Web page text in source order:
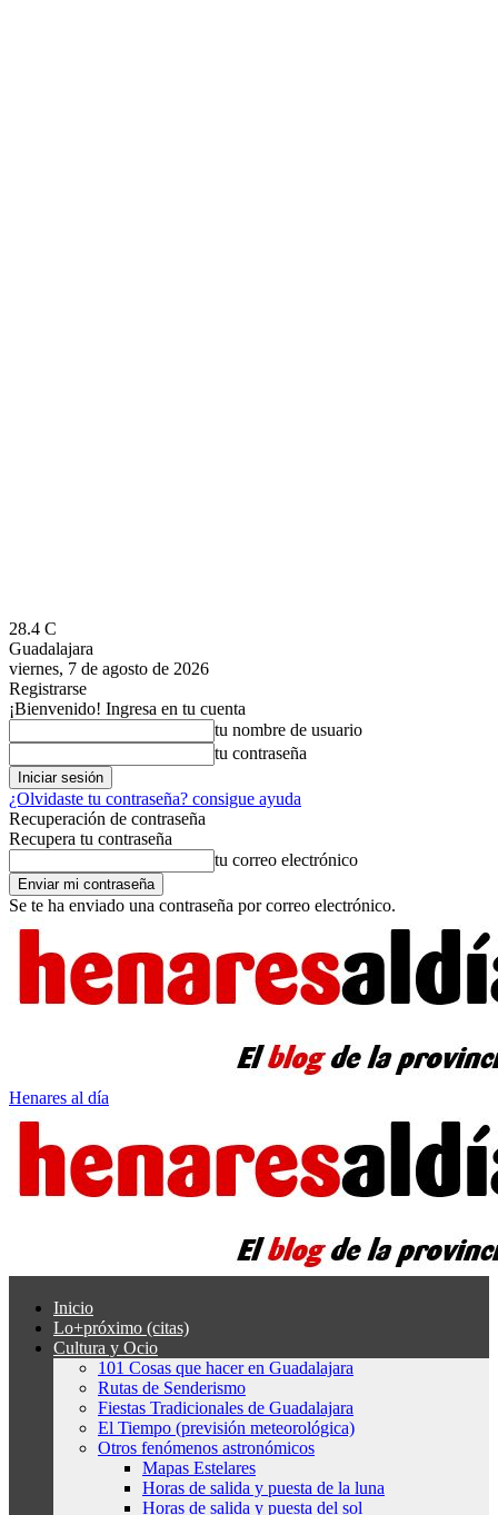
28.4 C
Guadalajara
viernes, 7 de agosto de 2026
Registrarse
¡Bienvenido! Ingresa en tu cuenta
tu nombre de usuario
tu contraseña
¿Olvidaste tu contraseña? consigue ayuda
Recuperación de contraseña
Recupera tu contraseña
tu correo electrónico
Se te ha enviado una contraseña por correo electrónico.
Henares al día
Inicio
Lo+próximo (citas)
Cultura y Ocio
101 Cosas que hacer en Guadalajara
Rutas de Senderismo
Fiestas Tradicionales de Guadalajara
El Tiempo (previsión meteorológica)
Otros fenómenos astronómicos
Mapas Estelares
Horas de salida y puesta de la luna
Horas de salida y puesta del sol